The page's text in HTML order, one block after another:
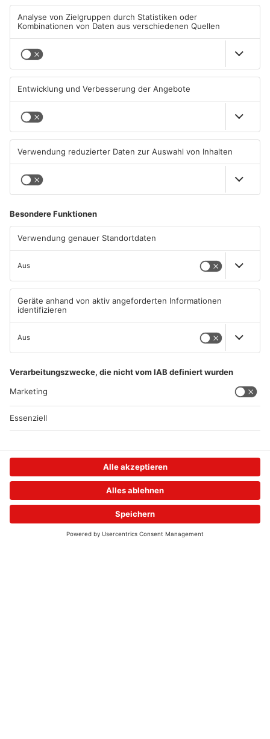
Gewässer im Primaveraland
leiden unter Trockenheit
04.08.2026, 15:07 UHR IN
PRIMAVERALAND
TOPNEWS
Kliniken im Primaveraland
melden mehr Patienten
durch Hitze